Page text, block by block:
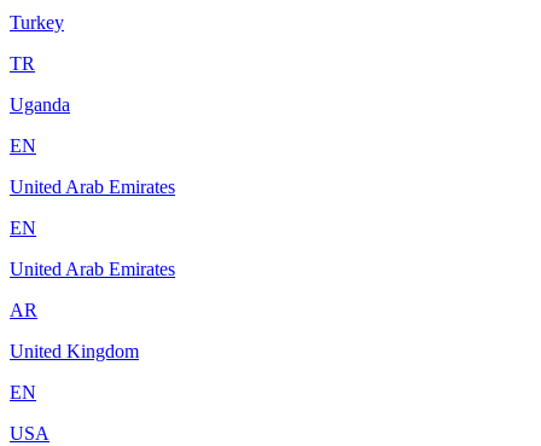
Turkey
TR
Uganda
EN
United Arab Emirates
EN
United Arab Emirates
AR
United Kingdom
EN
USA